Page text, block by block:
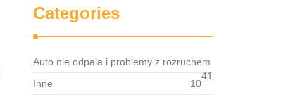
Categories
Auto nie odpala i problemy z rozruchem
41
Inne
10